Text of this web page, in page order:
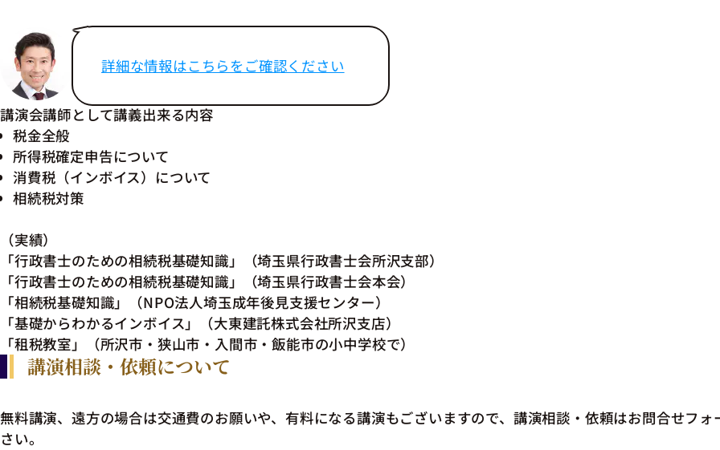
詳細な情報はこちらをご確認ください
講演会講師として講義出来る内容
税金全般
所得税確定申告について
消費税（インボイス）について
相続税対策
（実績）
「行政書士のための相続税基礎知識」（埼玉県行政書士会所沢支部）
「行政書士のための相続税基礎知識」（埼玉県行政書士会本会）
「相続税基礎知識」（NPO法人埼玉成年後見支援センター）
「基礎からわかるインボイス」（大東建託株式会社所沢支店）
「租税教室」（所沢市・狭山市・入間市・飯能市の小中学校で）
講演相談・依頼について
無料講演、遠方の場合は交通費のお願いや、有料になる講演もございますので、講演相談・依頼はお問合せフ
さい。